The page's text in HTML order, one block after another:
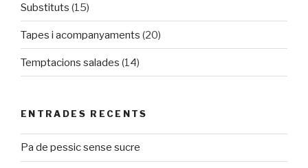
Substituts (15)
Tapes i acompanyaments (20)
Temptacions salades (14)
ENTRADES RECENTS
Pa de pessic sense sucre